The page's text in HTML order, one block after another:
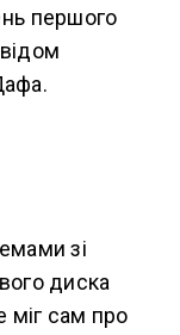
першого
зі
диска
міг сам про